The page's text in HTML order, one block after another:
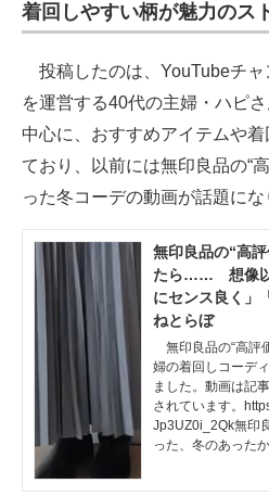
着回しやすい柄が魅力のス
投稿したのは、YouTubeチャ
を運営する40代の主婦・ハピ
中心に、おすすめアイテムや
ており、以前には無印良品の“
った冬コーデの動画が話題にな
無印良品の“高
たら…… 想像以
にセンス良く」
ねとらぼ
無印良品の“高評
婦の着回しコーデ
ました。動画は記
されています。
Jp3UZ0i_2Qk無印
った、冬のあった